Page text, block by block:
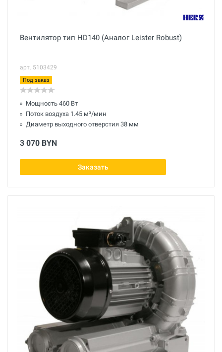
Вентилятор тип HD140 (Аналог Leister Robust)
арт. 5103429
Под заказ
Мощность 460 Вт
Поток воздуха 1.45 м³/мин
Диаметр выходного отверстия 38 мм
3 070 BYN
Заказать